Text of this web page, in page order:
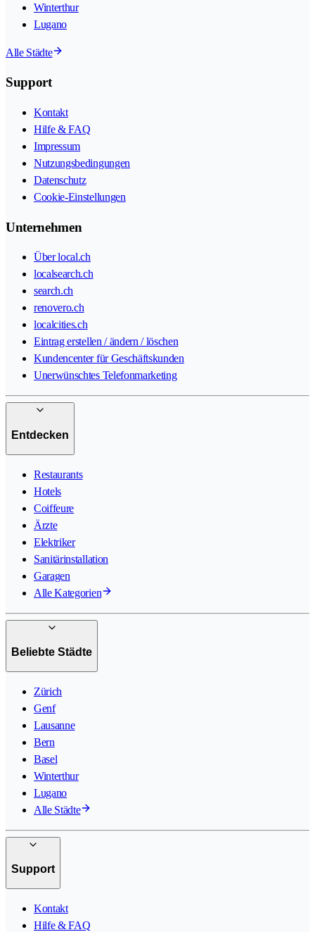
Winterthur
Lugano
Alle Städte
Support
Kontakt
Hilfe & FAQ
Impressum
Nutzungsbedingungen
Datenschutz
Cookie-Einstellungen
Unternehmen
Über local.ch
localsearch.ch
search.ch
renovero.ch
localcities.ch
Eintrag erstellen / ändern / löschen
Kundencenter für Geschäftskunden
Unerwünschtes Telefonmarketing
Entdecken
Restaurants
Hotels
Coiffeure
Ärzte
Elektriker
Sanitärinstallation
Garagen
Alle Kategorien
Beliebte Städte
Zürich
Genf
Lausanne
Bern
Basel
Winterthur
Lugano
Alle Städte
Support
Kontakt
Hilfe & FAQ